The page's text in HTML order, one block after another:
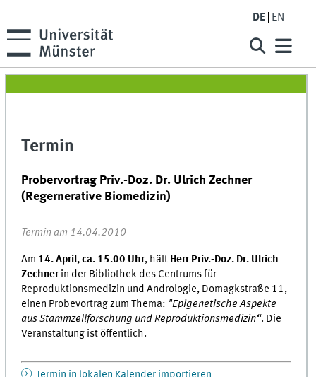
DE EN
Termin
Probervortrag Priv.-Doz. Dr. Ulrich Zechner
(Regernerative Biomedizin)
Termin am 14.04.2010
Am 14. April, ca. 15.00 Uhr, hält Herr Priv.-Doz. Dr. Ulrich
Zechnerin der Bibliothek des Centrums für
Reproduktionsmedizin und Andrologie, Domagkstraße 11,
einen Probevortrag zum Thema: "Epigenetische Aspekte
aus Stammzellforschung und Reproduktionsmedizin“. Die
Veranstaltung ist öffentlich.